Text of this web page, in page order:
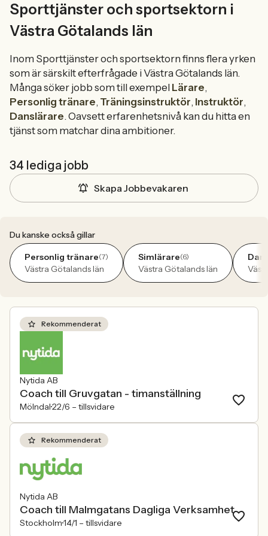
Sporttjänster och sportsektorn i
Västra Götalands län
Inom Sporttjänster och sportsektorn finns flera yrken
som är särskilt efterfrågade i Västra Götalands län.
Många söker jobb som till exempel Lärare,
Personlig tränare, Träningsinstruktör, Instruktör,
Danslärare. Oavsett erfarenhetsnivå kan du hitta en
tjänst som matchar dina ambitioner.
34 lediga jobb
Skapa Jobbevakaren
Du kanske också gillar
Personlig tränare(7)
Västra Götalands län
Simlärare(6)
Västra Götalands län
Rekommenderat
Nytida AB
Coach till Gruvgatan - timanställning
Mölndal22/6 – tillsvidare
Rekommenderat
Nytida AB
Coach till Malmgatans Dagliga Verksamhet
Stockholm14/1 – tillsvidare